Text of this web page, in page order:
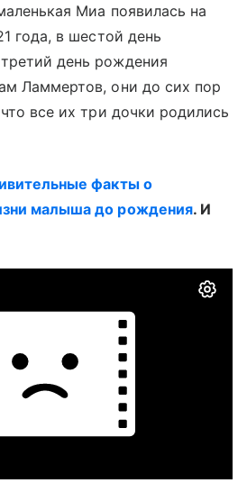
Миа появилась на
года, в шестой день
день рождения
Ламмертов, они до сих пор
все их три дочки родились
факты о
малыша до рождения. И